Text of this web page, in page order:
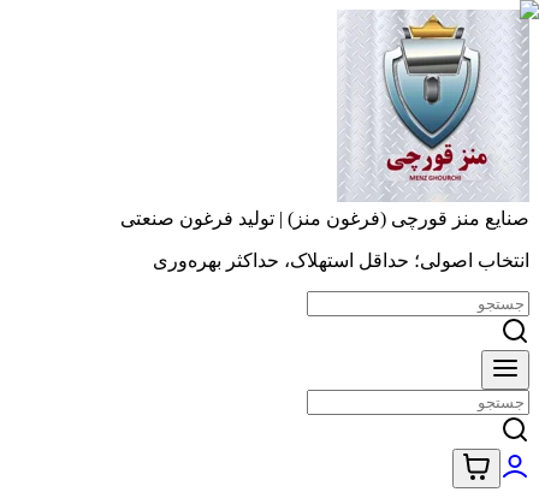
صنایع منز قورچی (فرغون منز) | تولید فرغون صنعتی
انتخاب اصولی؛ حداقل استهلاک، حداکثر بهره‌وری